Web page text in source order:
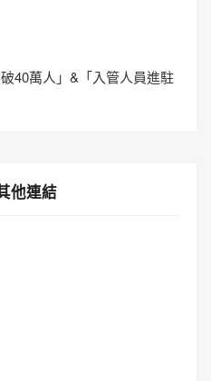
40萬人」&「入管人員進駐
他連結